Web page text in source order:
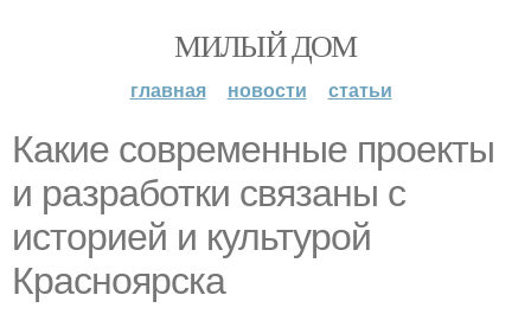
МИЛЫЙ ДОМ
главная новости статьи
Какие современные проекты
и разработки связаны с
историей и культурой
Красноярска